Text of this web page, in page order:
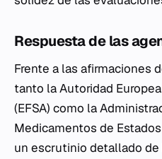
Respuesta de las
Frente a las afirmaciones
tanto la Autoridad
(EFSA) como la
Medicamentos de
un escrutinio detallado